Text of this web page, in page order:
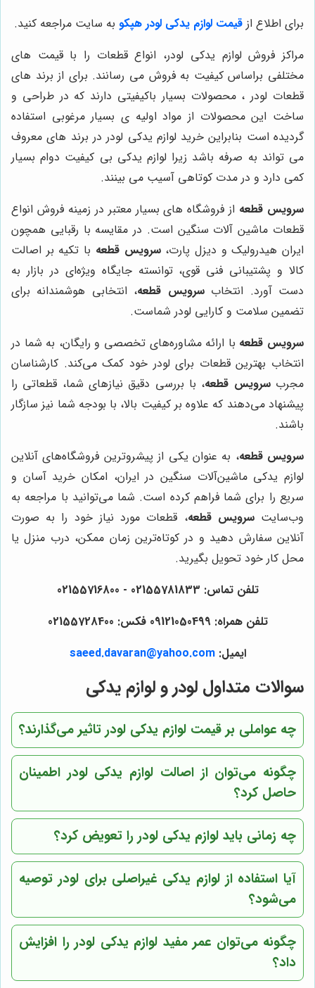
برای اطلاع از قیمت لوازم یدکی لودر هپکو به سایت مراجعه کنید.
مراکز فروش لوازم یدکی لودر، انواع قطعات را با قیمت های
مختلفی براساس کیفیت به فروش می رسانند. برای از برند های
قطعات لودر ، محصولات بسیار باکیفیتی دارند که در طراحی و
ساخت این محصولات از مواد اولیه ی بسیار مرغوبی استفاده
گردیده است بنابراین خرید لوازم یدکی لودر در برند های معروف
می تواند به صرفه باشد زیرا لوازم یدکی بی کیفیت دوام بسیار
کمی دارد و در مدت کوتاهی آسیب می بینند.
سرویس قطعه از فروشگاه های بسیار معتبر در زمینه فروش انواع
قطعات ماشین آلات سنگین است. در مقایسه با رقبایی همچون
ایران هیدرولیک و دیزل پارت،سرویس قطعه با تکیه بر اصالت
کالا و پشتیبانی فنی قوی، توانسته جایگاه ویژه‌ای در بازار به
دست آورد. انتخابسرویس قطعه، انتخابی هوشمندانه برای
تضمین سلامت و کارایی لودر شماست.
سرویس قطعه با ارائه مشاوره‌های تخصصی و رایگان، به شما در
انتخاب بهترین قطعات برای لودر خود کمک می‌کند. کارشناسان
مجربسرویس قطعه، با بررسی دقیق نیازهای شما، قطعاتی را
پیشنهاد می‌دهند که علاوه بر کیفیت بالا، با بودجه شما نیز سازگار
باشند.
سرویس قطعه، به عنوان یکی از پیشروترین فروشگاه‌های آنلاین
لوازم یدکی ماشین‌آلات سنگین در ایران، امکان خرید آسان و
سریع را برای شما فراهم کرده است. شما می‌توانید با مراجعه به
وب‌سایتسرویس قطعه، قطعات مورد نیاز خود را به صورت
آنلاین سفارش دهید و در کوتاه‌ترین زمان ممکن، درب منزل یا
محل کار خود تحویل بگیرید.
تلفن تماس: 02155781833 - 02155716800
تلفن همراه: 09121050499 فکس: 02155728400
ایمیل:saeed.davaran@yahoo.com
سوالات متداول لودر و لوازم یدکی
چه عواملی بر قیمت لوازم یدکی لودر تاثیر می‌گذارند؟
چگونه می‌توان از اصالت لوازم یدکی لودر اطمینان
حاصل کرد؟
چه زمانی باید لوازم یدکی لودر را تعویض کرد؟
آیا استفاده از لوازم یدکی غیراصلی برای لودر توصیه
می‌شود؟
چگونه می‌توان عمر مفید لوازم یدکی لودر را افزایش
داد؟